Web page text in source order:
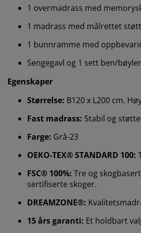
1 overmadrass med
1 madrass med målrettet
1 bunnramme med
Sengegavl og 1 sett ben/
Egenskaper
Størrelse: B120 x L200 cm.
Fast madrass: Stabil og
Farge: Grå-23
OEKO-TEX® STANDARD 100:
FSC® 100%: Tre og
sertifiserte skoger.
DREAMZONE®:
15 års garanti: Et holdbart